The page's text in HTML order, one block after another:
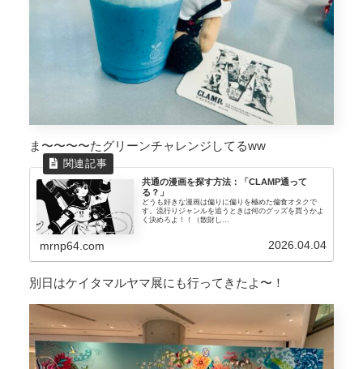
ま〜〜〜〜たグリーンチャレンジしてるww
共通の漫画を探す方法：「CLAMP通って
る？」
どうも好きな漫画は偏りに偏りを極めた偏食オタクで
す。流行りジャンルを追うときは何のグッズを買うかよ
く決めろよ！！（散財し...
mrnp64.com 2026.04.04
別日はケイタマルヤマ展にも行ってきたよ〜！